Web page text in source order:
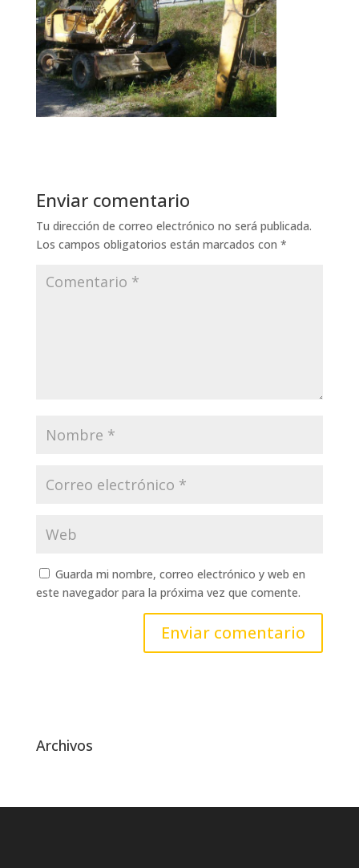
Enviar comentario
Tu dirección de correo electrónico no será publicada.
Los campos obligatorios están marcados con *
Guarda mi nombre, correo electrónico y web en
este navegador para la próxima vez que comente.
Archivos